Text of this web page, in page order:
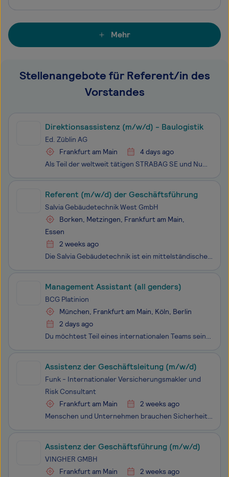
Mehr
Stellenangebote für Referent/in des
Vorstandes
Direktionsassistenz (m/w/d) - Baulogistik
Ed. Züblin AG
Frankfurt am Main
4 days ago
Als Teil der weltweit tätigen STRABAG SE und Nummer eins im deutschen Hoch- und Ingenieurbau bauen wir bei ZÜBLIN laufend am Fortschritt. Einzigartigkeit und individuelle Stärken kennzeichnen dabei unsere Projekte und jede:n Einzelne:n von uns. Ob im Hoch- und Ingenieurbau, Spezialtiefbau, Tunnel-,
Referent (m/w/d) der Geschäftsführung
Salvia Gebäudetechnik West GmbH
Borken, Metzingen, Frankfurt am Main,
Essen
2 weeks ago
Die Salvia Gebäudetechnik ist ein mittelständisches Unternehmen mit deutschlandweit mehr als 2.400 Mitarbeitern. Als professioneller Multidienstleister bildet die Gruppe, an 30 Standorten in ganz Deutschland, den kompletten technischen Lebenszyklus von Gebäuden ab. Von der Planung bis zum Betrieb. R
Management Assistant (all genders)
BCG Platinion
München, Frankfurt am Main, Köln, Berlin
2 days ago
Du möchtest Teil eines internationalen Teams sein, das weltweite Unternehmen in die digitale Zukunft führt und sich mit den Technologien von morgen beschäftigt? Als integraler Bestandteil des Business Service Team von BCG Platinion, Teil der Boston Consulting Group, trägst du maßgeblich zum Erfolg u
Assistenz der Geschäftsleitung (m/w/d)
Funk - Internationaler Versicherungsmakler und
Risk Consultant
Frankfurt am Main
2 weeks ago
Menschen und Unternehmen brauchen Sicherheit, damit sie sich frei entfalten können. Als Deutschlands größter inhabergeführter Versicherungsmakler gestalten wir seit 145 Jahren diese Sicherheit – gehen wir gemeinsam den nächsten Schritt!
Assistenz der Geschäftsführung (m/w/d)
VINGHER GMBH
Frankfurt am Main
2 weeks ago